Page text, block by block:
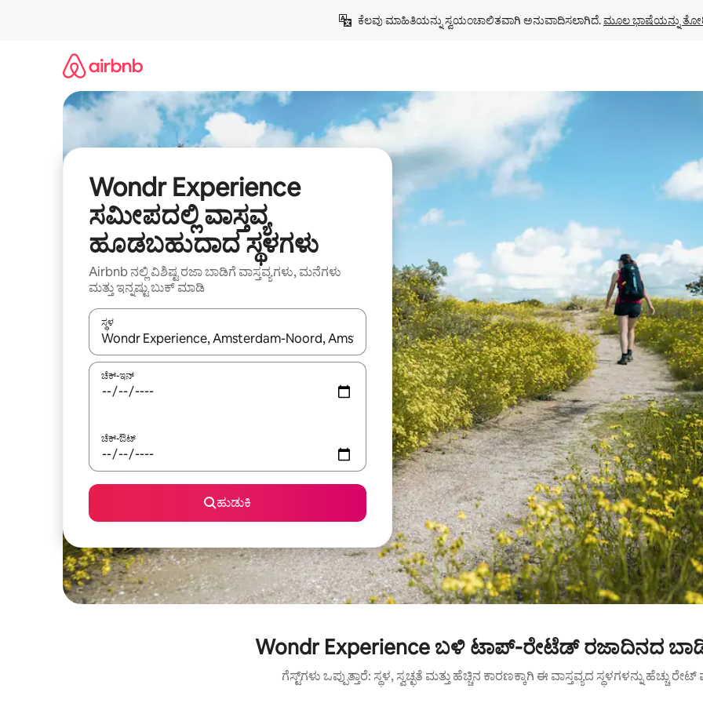
ಕೆಲವು ಮಾಹಿತಿಯನ್ನು ಸ್ವಯಂಚಾಲಿತವಾಗಿ ಅನುವಾದಿಸಲಾಗಿದೆ. ಮೂಲ ಭಾಷೆಯನ್ನು
Wondr Experience
ಸಮೀಪದಲ್ಲಿ ವಾಸ್ತವ್ಯ
ಹೂಡಬಹುದಾದ ಸ್ಥಳಗಳು
Airbnb ನಲ್ಲಿ ವಿಶಿಷ್ಟ ರಜಾ ಬಾಡಿಗೆ ವಾಸ್ತವ್ಯಗಳು, ಮನೆಗಳು
ಮತ್ತು ಇನ್ನಷ್ಟು ಬುಕ್ ಮಾಡಿ
ಸ್ಥಳ
ಫಲಿತಾಂಶಗಳು ಲಭ್ಯವಿರುವಾಗ, ಅಪ್ ಮತ್ತು ಡೌನ್ ಬಾಣದ ಕೀಲಿಗಳೊಂದಿಗೆ ನ್ಯಾವಿಗೇಟ್ ಮಾಡಿ ಅಥವಾ ಸ್ಪರ್ಶ ಅಥವಾ ಸ್ವೈಪ್ ಗೆಸ್ಚರ್‌ಗಳ ಮೂಲಕ ಅನ್ವೇಷಿಸಿ.
ಚೆಕ್-ಇನ್
ಚೆಕ್-ಔಟ್
ಹುಡುಕಿ
Wondr Experience ಬಳಿ ಟಾಪ್-ರೇಟೆಡ್ ರಜಾದಿನದ
ಗೆಸ್ಟ್‌ಗಳು ಒಪ್ಪುತ್ತಾರೆ: ಸ್ಥಳ, ಸ್ವಚ್ಛತೆ ಮತ್ತು ಹೆಚ್ಚಿನ ಕಾರಣಕ್ಕಾಗಿ ಈ ವಾಸ್ತವ್ಯದ ಸ್ಥಳಗಳನ್ನು ಹೆಚ್ಚು